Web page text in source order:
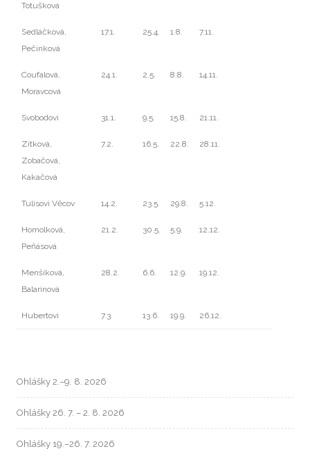
Totušková
Sedláčková,
Pečinková
17.1. 25.4. 1.8. 7.11.
Coufalová,
Moravcová
24.1. 2.5. 8.8. 14.11.
Svobodovi 31.1. 9.5. 15.8. 21.11.
Zítková,
Zobačová,
Kakačová
7.2. 16.5. 22.8. 28.11.
Tulisovi Věcov 14.2. 23.5. 29.8. 5.12.
Homolková,
Peňásová
21.2. 30.5. 5.9. 12.12.
Menšíková,
Balarinová
28.2. 6.6. 12.9. 19.12.
Hubertovi 7.3. 13.6. 19.9. 26.12.
Ohlášky 2.–9. 8. 2026
Ohlášky 26. 7. – 2. 8. 2026
Ohlášky 19.–26. 7. 2026